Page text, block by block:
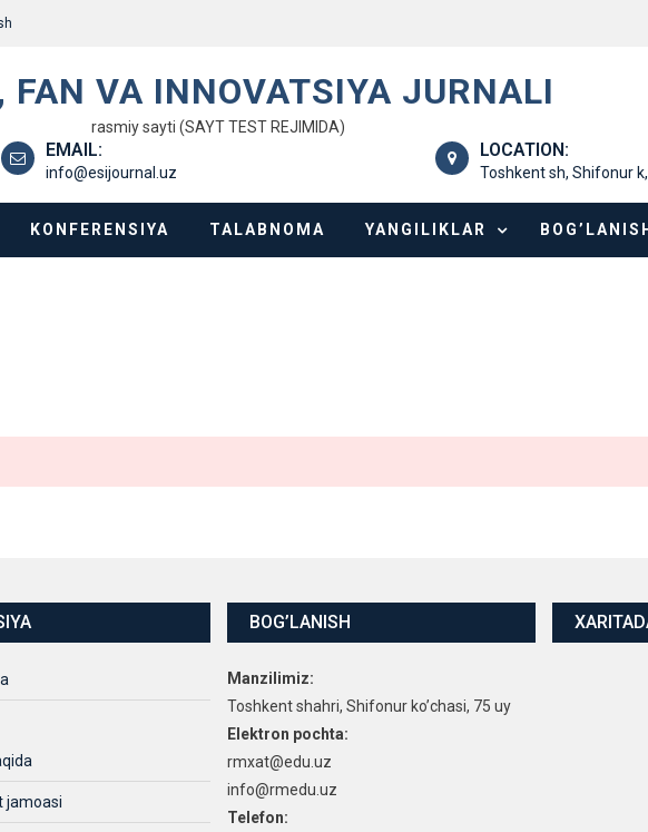
FAN VA INNOVATSIYA JURNALI
rasmiy sayti (SAYT TEST REJIMIDA)
EMAIL:
info@esijournal.uz
LOCATION:
Toshkent sh, Shifonur
KONFERENSIYA TALABNOMA YANGILIKLAR BOG’LANISH
jamoasi
BOG’LANISH
Manzilimiz:
Toshkent shahri, Shifonur ko’chasi, 75 uy
Elektron pochta:
rmxat@edu.uz
info@rmedu.uz
Telefon: